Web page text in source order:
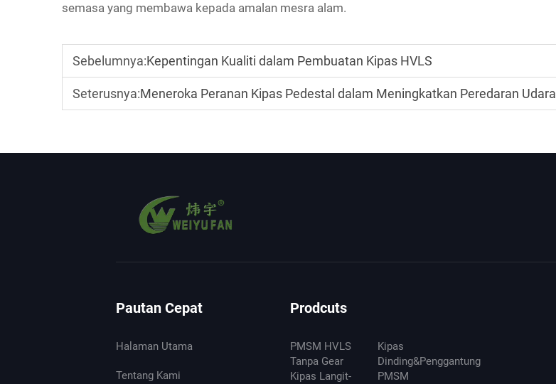
semasa yang membawa kepada amalan mesra alam.
Sebelumnya:Kepentingan Kualiti dalam Pembuatan Kipas HVLS
Seterusnya:Meneroka Peranan Kipas Pedestal dalam Meningkatkan Peredaran Udara
Pautan Cepat
Halaman Utama
Tentang Kami
Prodcuts
PMSM HVLS
Tanpa Gear
Kipas Langit-
Kipas
Dinding&Penggantung
PMSM